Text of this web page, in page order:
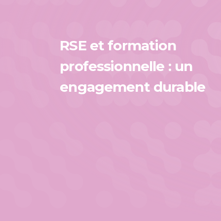
professionnelle
RSE et formation
professionnelle : un
engagement durable